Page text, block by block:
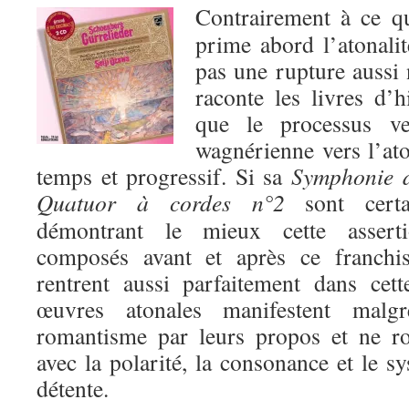
Contrairement à ce
prime abord
pas une rupture
raconte les livres
que le processus
wagnérienne vers
temps et progressif. Si sa Symphonie
Quatuor à cordes n°2 sont
démontrant le mieux cette
composés avant et après ce
rentrent aussi parfaitement dans
œuvres atonales manifestent
romantisme par leurs propos et ne
avec la polarité, la consonance et le
détente.